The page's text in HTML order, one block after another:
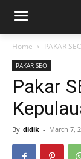
Home PAKAR
PAKAR SEO
Pakar
By didik - March 7,